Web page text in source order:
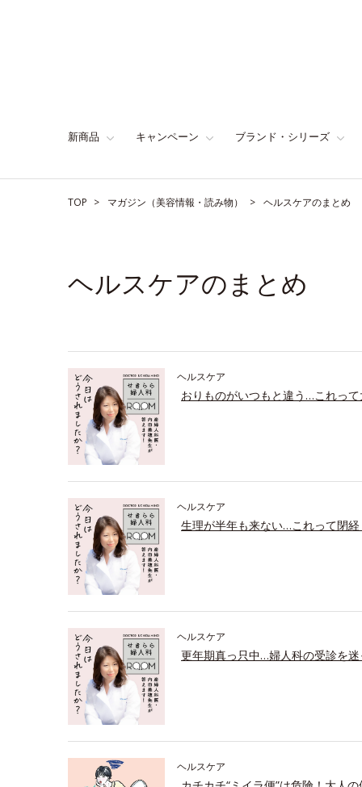
新商品 キャンペーン ブランド・シリーズ
TOP マガジン（美容情報・読み物） ヘルスケアのまとめ
ヘルスケアのまとめ
ヘルスケア
おりものがいつもと違う…これっ
ヘルスケア
生理が半年も来ない…これって閉経
ヘルスケア
更年期真っ只中…婦人科の受診を
ヘルスケア